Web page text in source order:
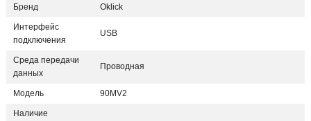
Бренд Oklick
Интерфейс
подключения
USB
Среда передачи
данных
Проводная
Модель 90MV2
Наличие